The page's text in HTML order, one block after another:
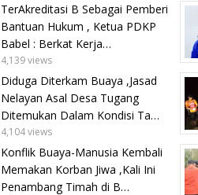
TerAkreditasi B Sebagai Pemberi
Bantuan Hukum , Ketua PDKP
Babel : Berkat Kerja…
4,139 views
Diduga Diterkam Buaya ,Jasad
Nelayan Asal Desa Tugang
Ditemukan Dalam Kondisi Ta…
4,104 views
Konflik Buaya-Manusia Kembali
Memakan Korban Jiwa ,Kali Ini
Penambang Timah di B…